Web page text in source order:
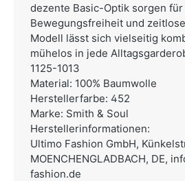
dezente Basic-Optik sorgen für
Bewegungsfreiheit und
Modell lässt sich vielseitig
mühelos in jede
1125-1013
Material: 100% Baumwolle
Herstellerfarbe: 452
Marke: Smith & Soul
Herstellerinformationen:
Ultimo Fashion GmbH,
MOENCHENGLADBACH, DE,
fashion.de